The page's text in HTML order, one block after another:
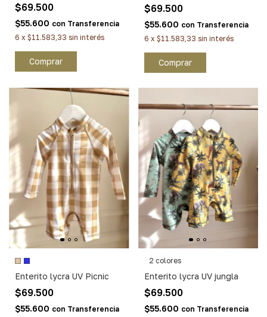
$69.500
$55.600 con Transferencia
6 x $11.583,33 sin interés
Comprar
$69.500
$55.600 con Transferencia
6 x $11.583,33 sin interés
Comprar
Enterito lycra UV Picnic
$69.500
$55.600 con Transferencia
2 colores
Enterito lycra UV jungla
$69.500
$55.600 con Transferencia